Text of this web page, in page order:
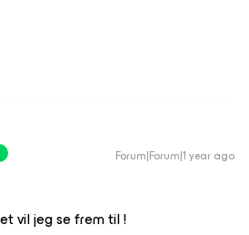
Forum|Forum|1 year ago
vil jeg se frem til !